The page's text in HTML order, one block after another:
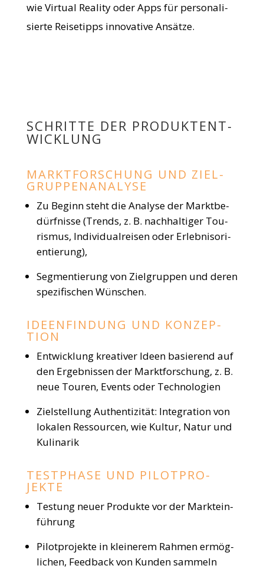
wie Vir­tual Rea­lity oder Apps für per­so­na­li­
sierte Rei­se­tipps inno­va­tive Ansätze.
SCHRITTE DER PRO­DUKT­ENT­
WICK­LUNG
MARKT­FOR­SCHUNG UND ZIEL­
GRUP­PEN­ANA­LYSE
Zu Beginn steht die Ana­lyse der Markt­be­
dürf­nisse (Trends, z. B. nach­hal­ti­ger Tou­
ris­mus, Indi­vi­du­al­rei­sen oder Erleb­nis­ori­
en­tie­rung),
Seg­men­tie­rung von Ziel­grup­pen und deren
spe­zi­fi­schen Wün­schen.
IDEEN­FIN­DUNG UND KON­ZEP­
TION
Ent­wick­lung krea­ti­ver Ideen basie­rend auf
den Ergeb­nis­sen der Markt­for­schung, z. B.
neue Tou­ren, Events oder Tech­no­lo­gien
Ziel­stel­lung Authen­ti­zi­tät: Inte­gra­tion von
loka­len Res­sour­cen, wie Kul­tur, Natur und
Kuli­na­rik
TEST­PHASE UND PILOT­PRO­
JEKTE
Tes­tung neuer Pro­dukte vor der Markt­ein­
füh­rung
Pilot­pro­jekte in klei­ne­rem Rah­men ermög­
li­chen, Feed­back von Kun­den sam­meln